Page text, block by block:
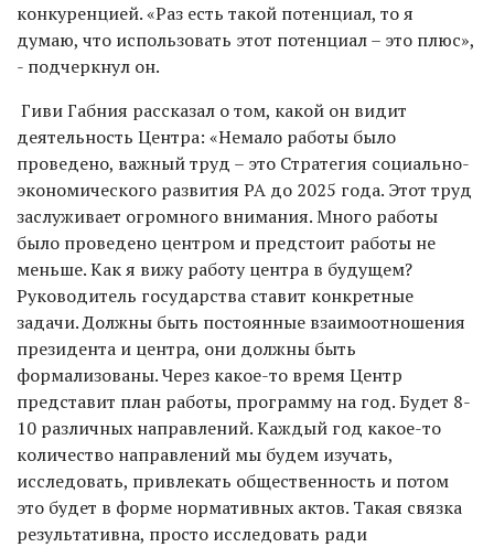
конкуренцией. «Раз есть такой потенциал, то я
думаю, что использовать этот потенциал – это плюс»,
- подчеркнул он.
Гиви Габния рассказал о том, какой он видит
деятельность Центра: «Немало работы было
проведено, важный труд – это Стратегия социально-
экономического развития РА до 2025 года. Этот труд
заслуживает огромного внимания. Много работы
было проведено центром и предстоит работы не
меньше. Как я вижу работу центра в будущем?
Руководитель государства ставит конкретные
задачи. Должны быть постоянные взаимоотношения
президента и центра, они должны быть
формализованы. Через какое-то время Центр
представит план работы, программу на год. Будет 8-
10 различных направлений. Каждый год какое-то
количество направлений мы будем изучать,
исследовать, привлекать общественность и потом
это будет в форме нормативных актов. Такая связка
результативна, просто исследовать ради